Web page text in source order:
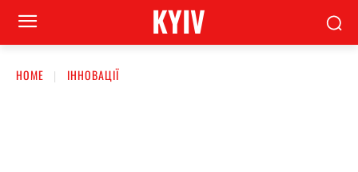
KYIV
HOME ІННОВАЦІЇ